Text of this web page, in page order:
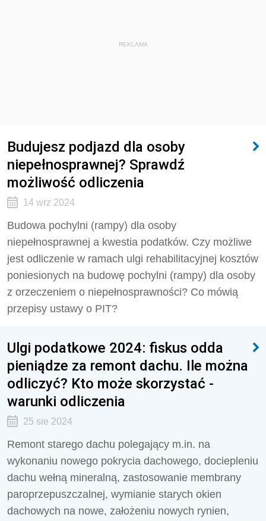
REKLAMA
Budujesz podjazd dla osoby
niepełnosprawnej? Sprawdź
możliwość odliczenia
14 wrz 2024
Budowa pochylni (rampy) dla osoby
niepełnosprawnej a kwestia podatków. Czy możliwe
jest odliczenie w ramach ulgi rehabilitacyjnej kosztów
poniesionych na budowę pochylni (rampy) dla osoby
z orzeczeniem o niepełnosprawności? Co mówią
przepisy ustawy o PIT?
Ulgi podatkowe 2024: fiskus odda
pieniądze za remont dachu. Ile można
odliczyć? Kto może skorzystać -
warunki odliczenia
25 sie 2024
Remont starego dachu polegający m.in. na
wykonaniu nowego pokrycia dachowego, dociepleniu
dachu wełną mineralną, zastosowanie membrany
paroprzepuszczalnej, wymianie starych okien
dachowych na nowe, założeniu nowych rynien,